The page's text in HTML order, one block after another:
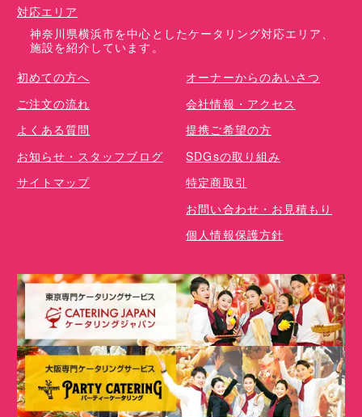
対応エリア
神奈川県横浜市を中心としたケータリング対応エリア、
施設を紹介しています。
初めての方へ
ご注文の流れ
よくある質問
お知らせ・スタッフブログ
サイトマップ
オーナーからのあいさつ
会社情報・アクセス
提携ご希望の方
SDGsの取り組み
特定商取引
お問い合わせ・お見積もり
個人情報保護方針